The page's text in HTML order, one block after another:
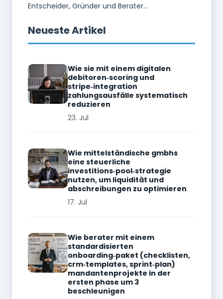
Entscheider, Gründer und Berater...
Neueste Artikel
Wie sie mit einem digitalen
debitoren‑scoring und
stripe‑integration
zahlungsausfälle systematisch
reduzieren
23. Jul
Wie mittelständische gmbhs
eine steuerliche
investitions‑pool‑strategie
nutzen, um liquidität und
abschreibungen zu optimieren
17. Jul
Wie berater mit einem
standardisierten
onboarding‑paket (checklisten,
crm‑templates, sprint‑plan)
mandantenprojekte in der
ersten phase um 3
beschleunigen